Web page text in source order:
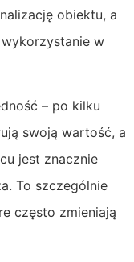
obiektu, a
w
– po kilku
swoją wartość, a
jest znacznie
To szczególnie
często zmieniają